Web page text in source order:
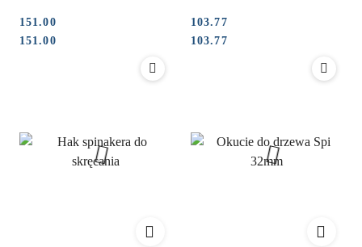
Cena:
151.00
Cena:
151.00 Cena:
103.77
Cena:
103.77